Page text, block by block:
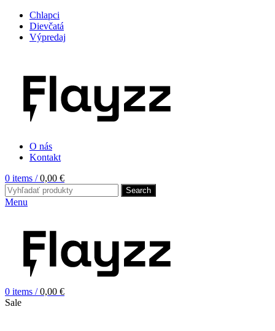
Chlapci
Dievčatá
Výpredaj
O nás
Kontakt
0 items / 0,00 €
Search
Menu
0 items / 0,00 €
Sale